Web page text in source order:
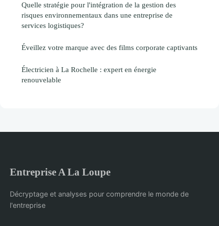
Quelle stratégie pour l'intégration de la gestion des
risques environnementaux dans une entreprise de
services logistiques?
Éveillez votre marque avec des films corporate captivants
Électricien à La Rochelle : expert en énergie
renouvelable
Entreprise A La Loupe
Décryptage et analyses pour comprendre le monde de
l'entreprise